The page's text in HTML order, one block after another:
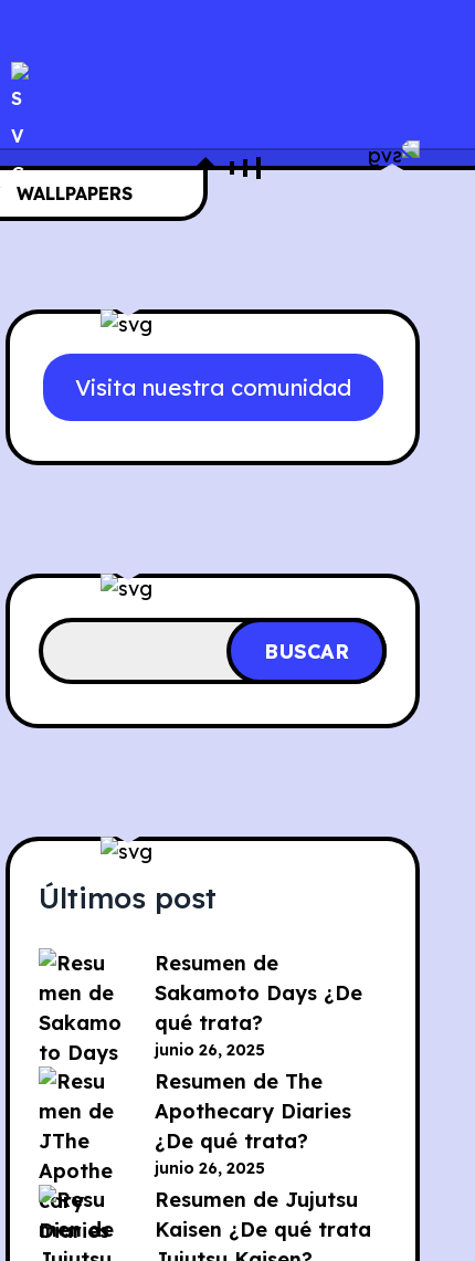
WALLPAPERS
Visita nuestra comunidad
BUSCAR
Últimos post
Resumen de
Sakamoto Days ¿De
qué trata?
junio 26, 2025
Resumen de The
Apothecary Diaries
¿De qué trata?
junio 26, 2025
Resumen de Jujutsu
Kaisen ¿De qué trata